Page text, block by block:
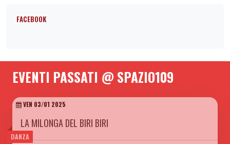
FACEBOOK
EVENTI PASSATI @ SPAZIO109
DANZA
VEN 03/01 2025
LA MILONGA DEL BIRI BIRI